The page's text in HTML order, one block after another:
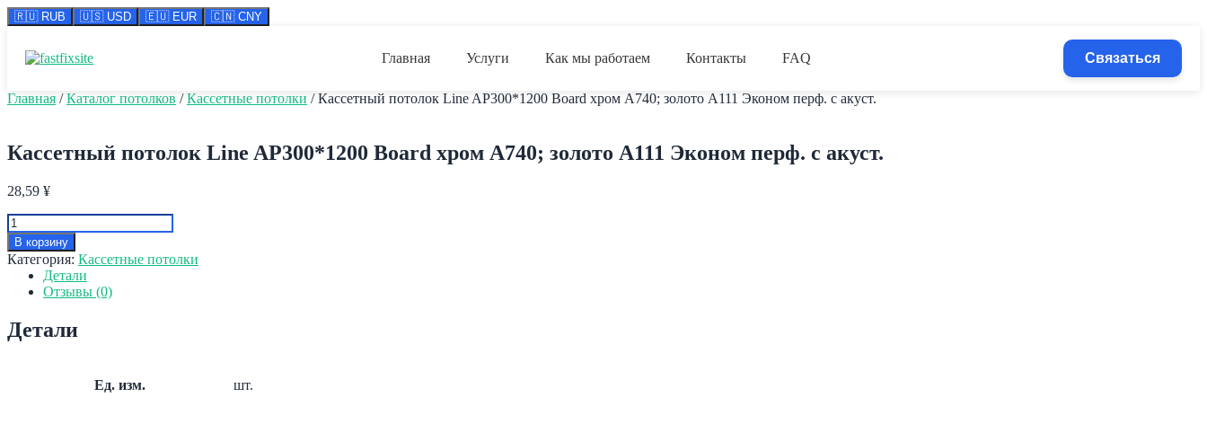
🇷🇺 RUB 🇺🇸 USD 🇪🇺 EUR 🇨🇳 CNY
содержимому
Главная Услуги Как мы работаем Контакты FAQ Связаться
Главная /Каталог потолков /Кассетные потолки / Кассетный потолок Line AP300*1200 Board хром А740; золото А111 Эконом перф. с акуст.
Кассетный потолок Line AP300*1200 Board хром А740; золото А111 Эконом перф. с акуст.
28,59 ¥
Количество
товара
Кассетный
потолок
AP300*1200
хром
В корзину
Категория: Кассетные потолки
Детали
Отзывы (0)
Детали
Ед. изм. шт.